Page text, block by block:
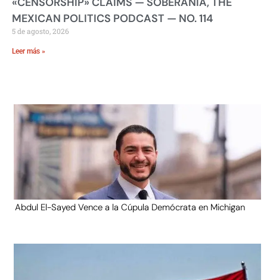
MEXICAN POLITICS PODCAST — NO. 114
5 de agosto, 2026
Leer más »
Abdul El-Sayed Vence a la Cúpula Demócrata en Michigan